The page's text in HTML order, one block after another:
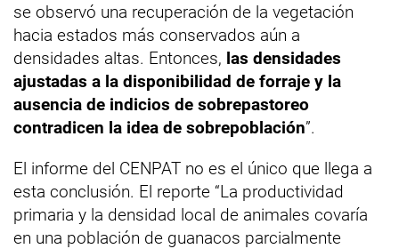
se observó una recuperación de la vegetación
hacia estados más conservados aún a
densidades altas. Entonces, las densidades
ajustadas a la disponibilidad de forraje y la
ausencia de indicios de sobrepastoreo
contradicen la idea de sobrepoblación”.
El informe del CENPAT no es el único que llega a
esta conclusión. El reporte “La productividad
primaria y la densidad local de animales covaría
en una población de guanacos parcialmente